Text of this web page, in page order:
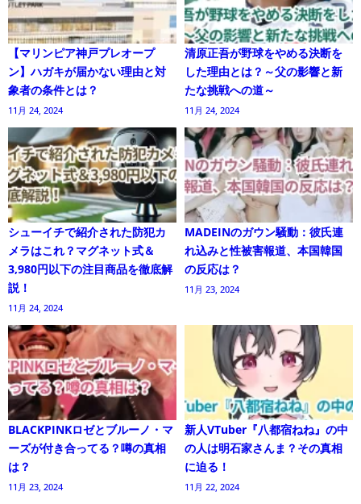
【マリンピア神戸プレオープ
ン】ハガキが届かない理由と対
象者の条件とは？
11月 24, 2024
清原正吾が野球をやめる決断を
した理由とは？～父の影響と新
たな挑戦への道～
11月 24, 2024
シューイチで紹介された防犯カ
メラはこれ？マグネット式＆
3,980円以下の注目商品を徹底解
説！
11月 24, 2024
MADEINのガウン騒動：彼氏連
れ込みと性被害報道、本国韓国
の反応は？
11月 23, 2024
BLACKPINKロゼとブルーノ・マ
ーズが付き合ってる？噂の真相
は？
11月 23, 2024
新人VTuber『八都宿ねね』の中
の人は明石家さんま？その真相
に迫る！
11月 22, 2024